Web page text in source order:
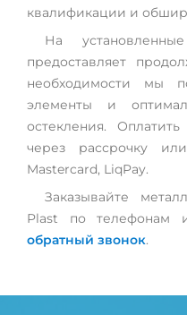
квалификации и
На
предоставляет
необходимости мы
элементы и
остекления.
через рассрочку
Mastercard, LiqPay.
Заказывайте
Plast по телефонам
обратный звонок.